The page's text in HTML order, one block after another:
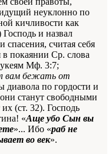
неуклонно по
кичливости как
и назвал
спасения, считая себя
покаянии Ср. слова
Мф. 3:7;
вам бежать от
диавола по гордости и
станут свободными
(ст. 32). Господь
«Аще убо Сын вы
»... Ибо «раб не
во век».